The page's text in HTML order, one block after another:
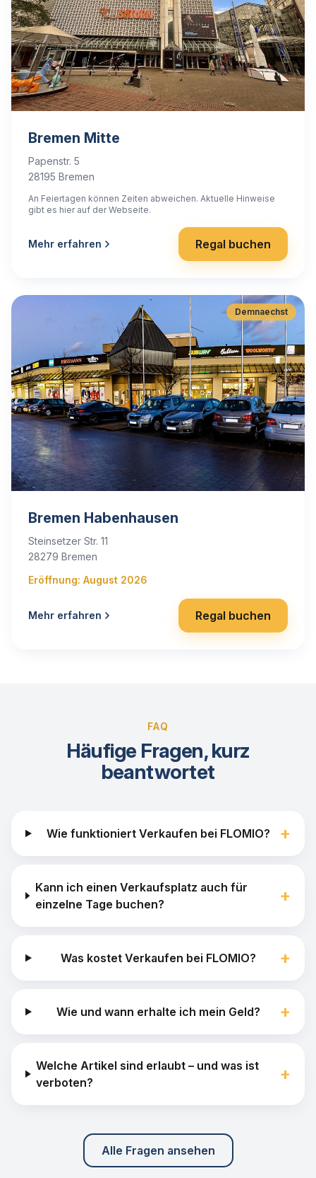
Bremen Mitte
Papenstr. 5
28195 Bremen
An Feiertagen können Zeiten abweichen. Aktuelle Hinweise
gibt es hier auf der Webseite.
Mehr erfahren Regal buchen
Demnaechst
Bremen Habenhausen
Steinsetzer Str. 11
28279 Bremen
Eröffnung: August 2026
Mehr erfahren Regal buchen
FAQ
Häufige Fragen, kurz
beantwortet
Wie funktioniert Verkaufen bei FLOMIO? +
Kann ich einen Verkaufsplatz auch für
einzelne Tage buchen?
+
Was kostet Verkaufen bei FLOMIO? +
Wie und wann erhalte ich mein Geld? +
Welche Artikel sind erlaubt – und was ist
verboten?
+
Alle Fragen ansehen